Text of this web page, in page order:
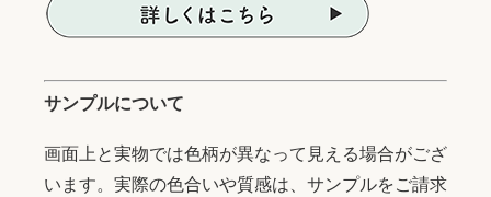
サンプルについて
画面上と実物では色柄が異なって見える場合がござ
います。実際の色合いや質感は、サンプルをご請求